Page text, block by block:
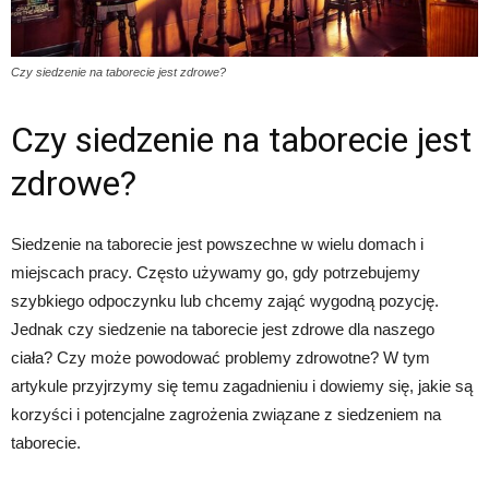
Czy siedzenie na taborecie jest zdrowe?
Czy siedzenie na taborecie jest
zdrowe?
Siedzenie na taborecie jest powszechne w wielu domach i
miejscach pracy. Często używamy go, gdy potrzebujemy
szybkiego odpoczynku lub chcemy zająć wygodną pozycję.
Jednak czy siedzenie na taborecie jest zdrowe dla naszego
ciała? Czy może powodować problemy zdrowotne? W tym
artykule przyjrzymy się temu zagadnieniu i dowiemy się, jakie są
korzyści i potencjalne zagrożenia związane z siedzeniem na
taborecie.